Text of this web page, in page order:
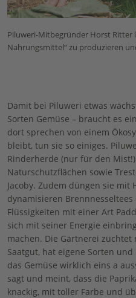
Piluweri-Mitbegründer Horst Ritter
Nahrungsmittel“ zu produzieren
Damit bei Piluweri etwas
Sorten Gemüse – braucht es
dort sprechen von einem
bleibt, tun sie so einiges.
Rinderherde (nur für den
Naturschutzflächen sowie
Jacoby. Zudem düngen sie mit
dynamisieren
Flüssigkeiten mit einer Art
sich mit seiner Energie
machen. Die Gärtnerei
Saatgut, hat eigene Sorten
das Gemüse wirklich eins a
sagt und meint, dass die
knackig, mit toller Farbe und